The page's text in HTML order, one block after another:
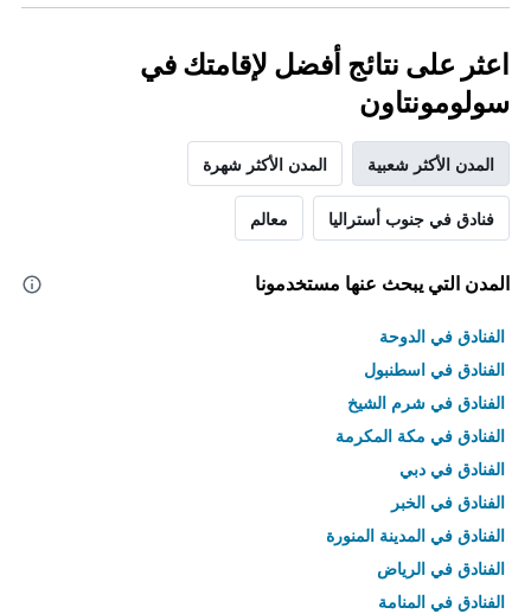
اعثر على نتائج أفضل لإقامتك في
سولومونتاون
المدن الأكثر شعبية المدن الأكثر شهرة
فنادق في جنوب أستراليا معالم
المدن التي يبحث عنها مستخدمونا
الفنادق في الدوحة
الفنادق في اسطنبول
الفنادق في شرم الشيخ
الفنادق في مكة المكرمة
الفنادق في دبي
الفنادق في الخبر
الفنادق في المدينة المنورة
الفنادق في الرياض
الفنادق في المنامة